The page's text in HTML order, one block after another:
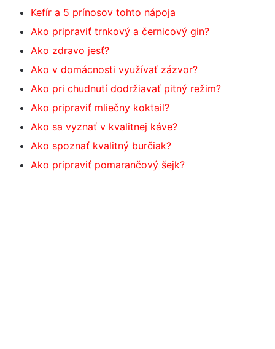
Kefír a 5 prínosov tohto nápoja
Ako pripraviť trnkový a černicový gin?
Ako zdravo jesť?
Ako v domácnosti využívať zázvor?
Ako pri chudnutí dodržiavať pitný režim?
Ako pripraviť mliečny koktail?
Ako sa vyznať v kvalitnej káve?
Ako spoznať kvalitný burčiak?
Ako pripraviť pomarančový šejk?